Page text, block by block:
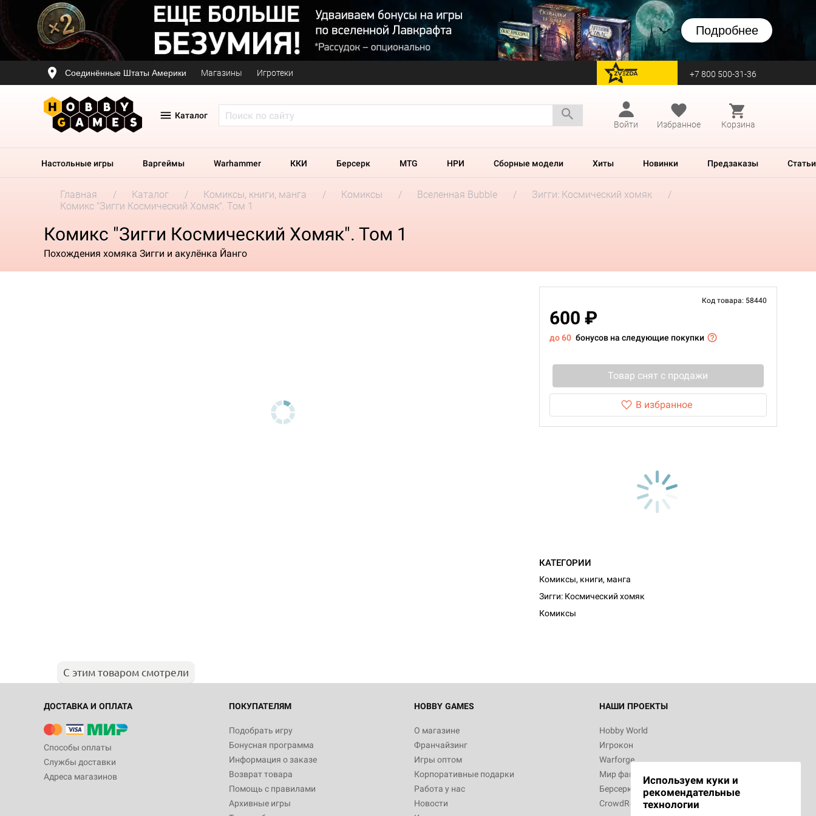
Подробнее
Соединённые Штаты Америки Магазины Игротеки перейти на Zvezda +7 800 500-31-36
Каталог
Войти
Избранное Корзина
Настольные игры Варгеймы Warhammer ККИ Берсерк MTG НРИ Сборные модели Хиты Новинки Предзаказы Статьи
Главная Каталог Комиксы, книги, манга Комиксы Вселенная Bubble
Зигги: Космический хомяк
Комикс "Зигги Космический Хомяк". Том 1
Комикс "Зигги Космический Хомяк". Том 1
Похождения хомяка Зигги и акулёнка Йанго
Код товара: 58440
600 ₽
до 60 бонусов на следующие покупки
Товар снят с продажи
В избранное
КАТЕГОРИИ
Комиксы, книги, манга
Зигги: Космический хомяк
Комиксы
С этим товаром смотрели
ДОСТАВКА И ОПЛАТА
Способы оплаты
Службы доставки
Адреса магазинов
ПОКУПАТЕЛЯМ
Подобрать игру
Бонусная программа
Информация о заказе
Возврат товара
Помощь с правилами
Архивные игры
HOBBY GAMES
О магазине
Франчайзинг
Игры оптом
Корпоративные подарки
Работа у нас
Новости
НАШИ ПРОЕКТЫ
Hobby World
Игрокон
Warforge
Мир фантастики
Берсерк
CrowdRepublic
Используем куки и
рекомендательные
технологии